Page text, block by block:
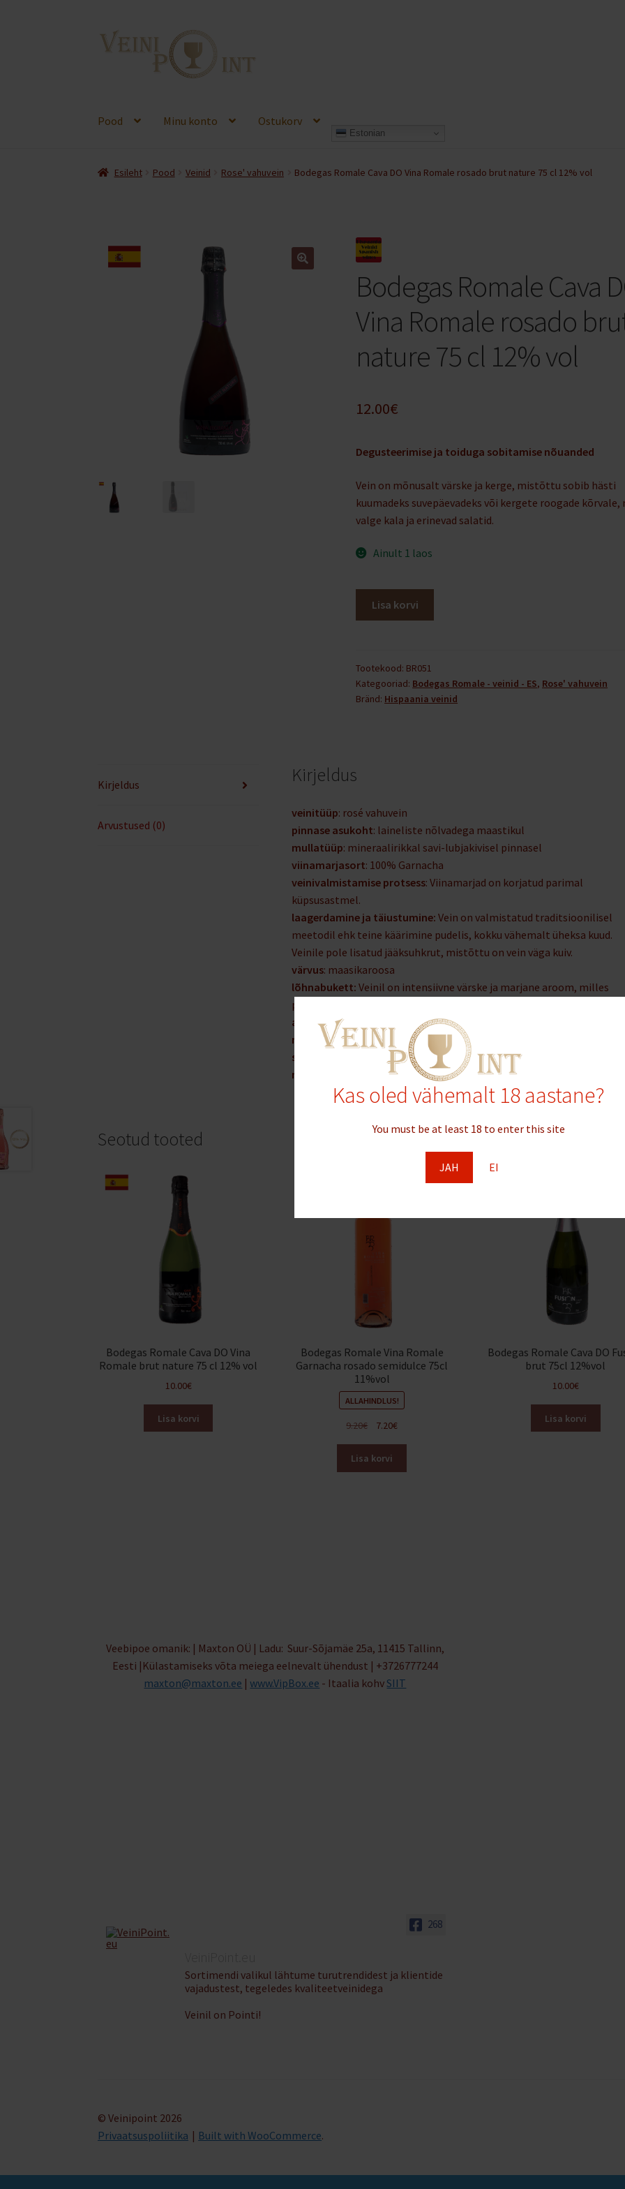
Kas oled vähemalt 18 aastane?
You must be at least 18 to enter this site
JAH EI
Liigu
navigeerimisele
Liigu
sisu
Pood Minu konto Ostukorv
Estonian
Esileht Pood Veinid Rose' vahuvein Bodegas Romale Cava DO Vina Romale rosado brut nature 75 cl 12% vol
Bodegas Romale Cava
Vina Romale rosado
nature 75 cl 12% vol
12.00€
Degusteerimise ja toiduga sobitamise nõuanded
Vein on mõnusalt värske ja kerge, mistõttu sobib hästi
kuumadeks suvepäevadeks või kergete roogade kõrvale,
valge kala ja erinevad salatid.
Ainult 1 laos
Vina
Romale
rosado
cl
vol
kogus
Lisa korvi
Tootekood: BR051
Kategooriad: Bodegas Romale - veinid - ES, Rose' vahuvein
Bränd: Hispaania veinid
Kirjeldus
Arvustused (0)
Kirjeldus
veinitüüp: rosé vahuvein
pinnase asukoht: laineliste nõlvadega maastikul
mullatüüp: mineraalirikkal savi-lubjakivisel pinnasel
viinamarjasort: 100% Garnacha
veinivalmistamise protsess: Viinamarjad on korjatud parimal
küpsusastmel.
laagerdamine ja täiustumine: Vein on valmistatud traditsioonilisel
meetodil ehk teine käärimine pudelis, kokku vähemalt üheksa kuud.
Veinile pole lisatud jääksuhkrut, mistõttu on vein väga kuiv.
värvus: maasikaroosa
lõhnabukett: Veinil on intensiivne värske ja marjane aroom, milles
peamiselt on tunda maasikat.
alkoholisisaldus
maitse: Vein on hästi tasakaalustatud happega, värske ja peene
serveerimistemperatuur: 6–8°C
maht
Seotud tooted
Bodegas Romale Cava DO Vina
Romale brut nature 75 cl 12% vol
10.00€
Lisa korvi
Bodegas Romale Vina Romale
Garnacha rosado semidulce 75cl
11%vol
ALLAHINDLUS!
9.20€
Algne
oli:
9.20€.
7.20€Praegune
7.20€.
Lisa korvi
Bodegas Romale Cava DO
brut 75cl 12%vol
10.00€
Lisa korvi
Veebipoe omanik: | Maxton OÜ | Ladu: Suur-Sõjamäe 25a, 11415 Tallinn,
Eesti |Külastamiseks võta meiega eelnevalt ühendust | +3726777244
maxton@maxton.ee |www.VipBox.ee - Itaalia kohvSIIT
268
Sortimendi valikul lähtume turutrendidest ja klientide
vajadustest, tegeledes kvaliteetveinidega
Veinil on Pointi!
© Veinipoint 2026
Privaatsuspoliitika
Built with WooCommerce.